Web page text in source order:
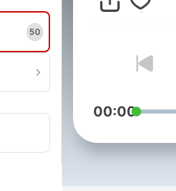
50
00:00